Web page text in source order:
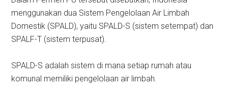
menggunakan dua Sistem Pengelolaan Air Limbah
Domestik (SPALD), yaitu SPALD-S (sistem setempat) dan
SPALF-T (sistem terpusat).
SPALD-S adalah sistem di mana setiap rumah atau
komunal memiliki pengelolaan air limbah.